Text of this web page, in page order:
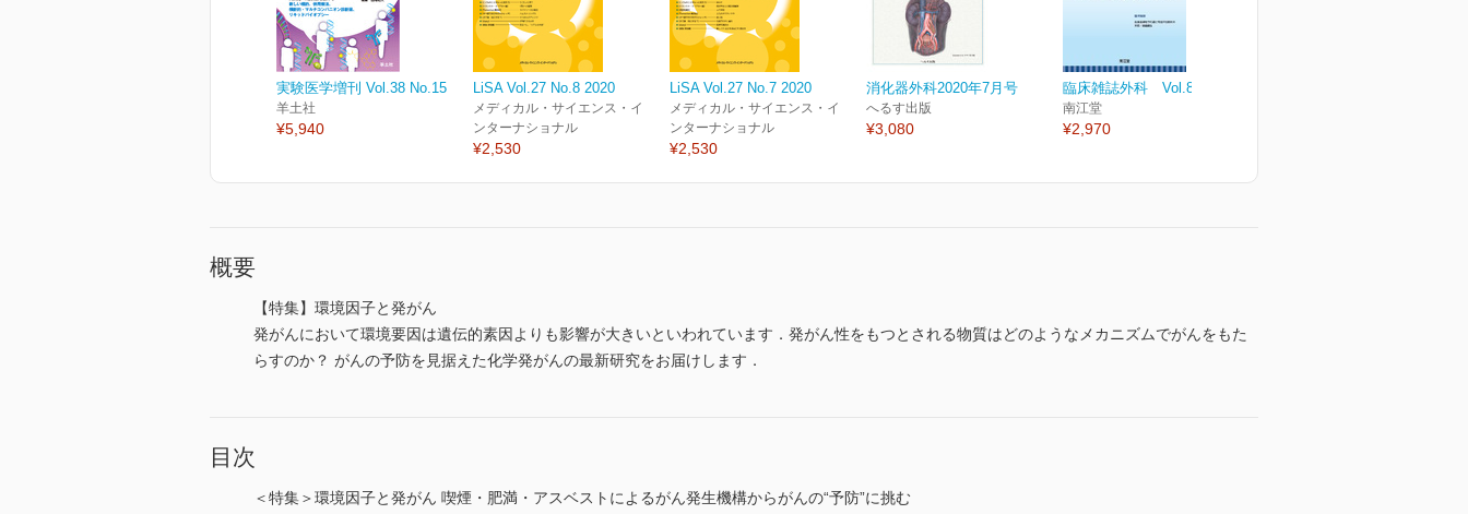
実験医学増刊 Vol.38 No.15
羊土社
¥5,940
LiSA Vol.27 No.8 2020
メディカル・サイエンス・イ
ンターナショナル
¥2,530
LiSA Vol.27 No.7 2020
メディカル・サイエンス・イ
ンターナショナル
¥2,530
消化器外科2020年7月号
へるす出版
¥3,080
臨床雑誌外科 Vol.82 No.7
南江堂
¥2,970
概要
【特集】環境因子と発がん
発がんにおいて環境要因は遺伝的素因よりも影響が大きいといわれています．発がん性をもつとされる物質はどのようなメカニズムでがんをもた
らすのか？ がんの予防を見据えた化学発がんの最新研究をお届けします．
目次
＜特集＞環境因子と発がん 喫煙・肥満・アスベストによるがん発生機構からがんの“予防”に挑む